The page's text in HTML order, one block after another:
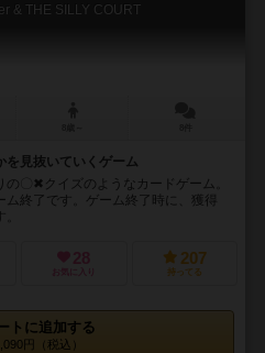
& THE SILLY COURT
を見抜いていくゲーム
〇✖クイズのようなカードゲーム。
終了です。ゲーム終了時に、獲得
28
お気に入り
207
持ってる
トに追加する
円（税込）